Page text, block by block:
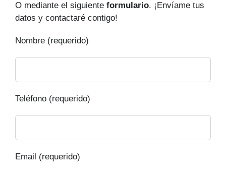
O mediante el siguiente formulario. ¡Envíame tus
datos y contactaré contigo!
Nombre (requerido)
Teléfono (requerido)
Email (requerido)